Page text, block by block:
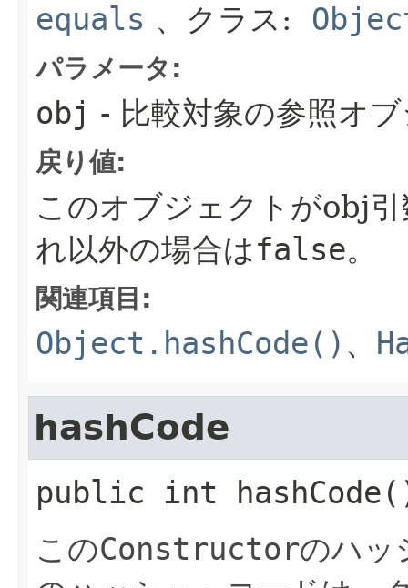
equals 、クラス:
パラメータ:
obj - 比較対象の参照オ
戻り値:
このオブジェクトがobj
れ以外の場合はfalse。
関連項目:
Object.hashCode() 、
hashCode
public int hashCode
このConstructorのハッ